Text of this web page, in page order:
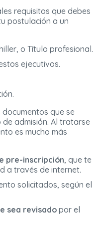
requisitos que debes
postulación a un
o Título profesional.
ejecutivos.
que se
admisión. Al tratarse
es mucho más
pre-inscripción, que te
a través de internet.
solicitados, según el
sea revisado por el